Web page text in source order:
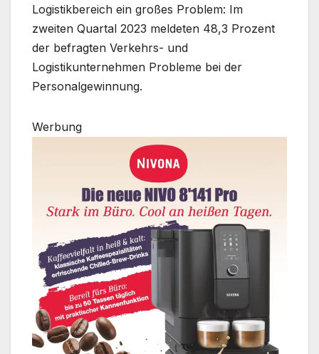
Logistikbereich ein großes Problem: Im
zweiten Quartal 2023 meldeten 48,3 Prozent
der befragten Verkehrs- und
Logistikunternehmen Probleme bei der
Personalgewinnung.
Werbung